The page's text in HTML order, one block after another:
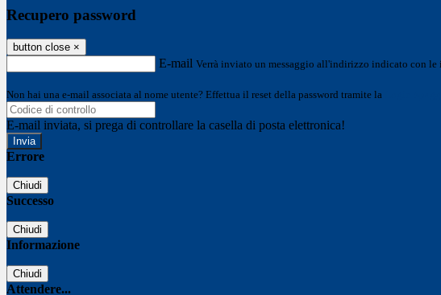
Recupero password
button close ×
E-mail Verrà inviato un messaggio all'indirizzo indicato con le
Non hai una e-mail associata al nome utente? Effettua il reset della password tramite la
E-mail inviata, si prega di controllare la casella di posta elettronica!
Errore
Chiudi
Successo
Chiudi
Informazione
Chiudi
Attendere...